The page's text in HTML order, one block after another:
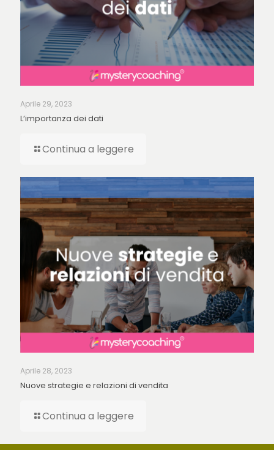
Aprile 29, 2023
L’importanza dei dati
Continua a leggere
Aprile 28, 2023
Nuove strategie e relazioni di vendita
Continua a leggere